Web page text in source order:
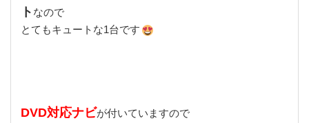
ト なので
とてもキュートな1台です
DVD対応ナビが付いていますので